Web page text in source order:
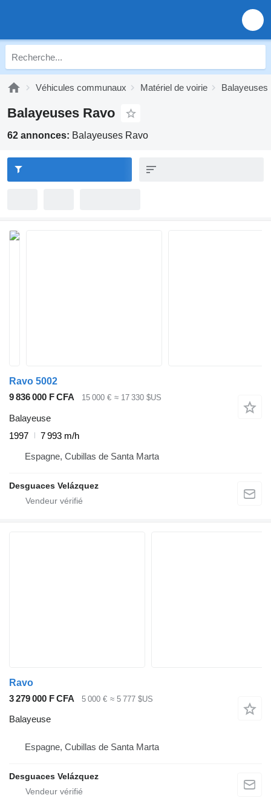
Véhicules communaux Matériel de voirie Balayeuses
Balayeuses Ravo
62 annonces: Balayeuses Ravo
Ravo 5002
9 836 000 F CFA
15 000 € ≈ 17 330 $US
Balayeuse
1997
7 993 m/h
Espagne, Cubillas de Santa Marta
Desguaces Velázquez
Ravo
3 279 000 F CFA
5 000 € ≈ 5 777 $US
Balayeuse
Espagne, Cubillas de Santa Marta
Desguaces Velázquez